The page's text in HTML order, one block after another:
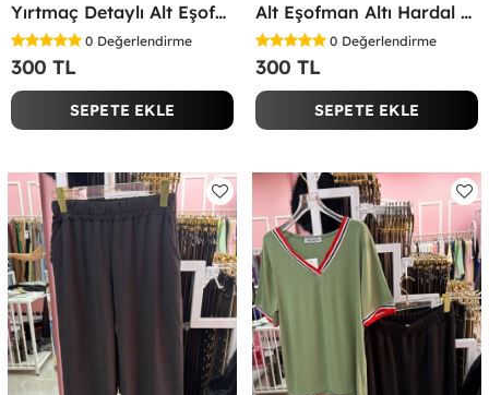
Yırtmaç Detaylı Alt Eşofman Altı Gri
0 Değerlendirme
300 TL
SEPETE EKLE
Alt Eşofman Altı Hardal Sarısı
0 Değerlendirme
300 TL
SEPETE EKLE